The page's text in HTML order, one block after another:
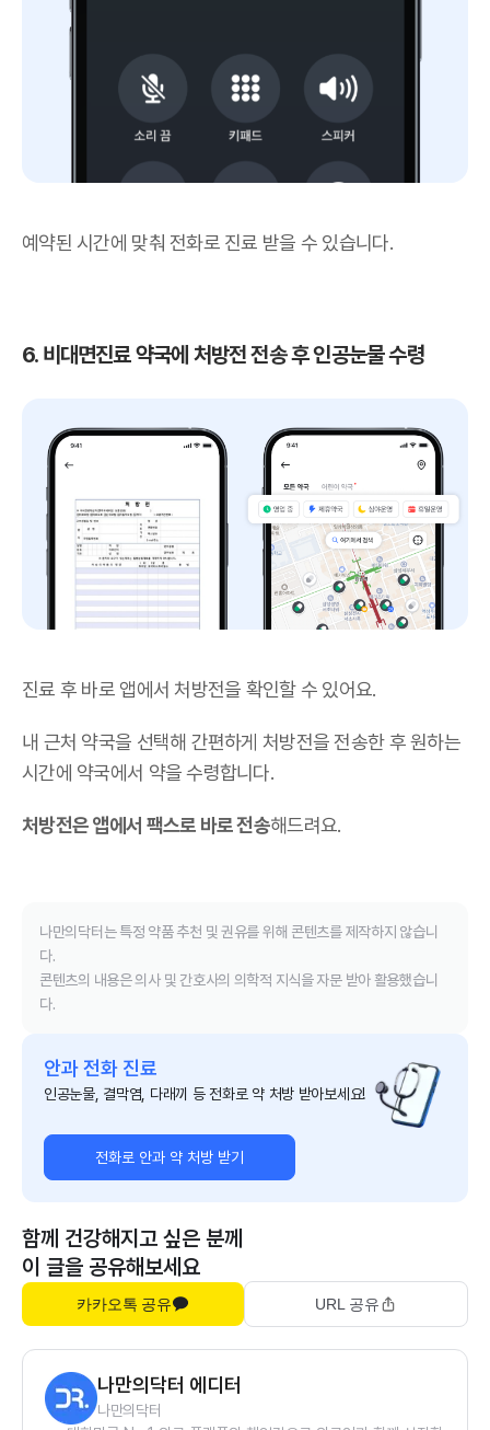
예약된 시간에 맞춰 전화로 진료 받을 수 있습니다.
6. 비대면진료 약국에 처방전 전송 후 인공눈물 수령
진료 후 바로 앱에서 처방전을 확인할 수 있어요.
내 근처 약국을 선택해 간편하게 처방전을 전송한 후 원하는
시간에 약국에서 약을 수령합니다.
처방전은 앱에서 팩스로 바로 전송해드려요.
나만의닥터는 특정 약품 추천 및 권유를 위해 콘텐츠를 제작하지 않습니
다.
콘텐츠의 내용은 의사 및 간호사의 의학적 지식을 자문 받아 활용했습니
다.
안과 전화 진료
인공눈물, 결막염, 다래끼 등 전화로 약 처방 받아보세요!
전화로 안과 약 처방 받기
함께 건강해지고 싶은 분께
이 글을 공유해보세요
카카오톡 공유 URL 공유
나만의닥터 에디터
나만의닥터